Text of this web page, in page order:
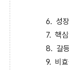
6. 성
7. 핵
8. 갈
9. 비